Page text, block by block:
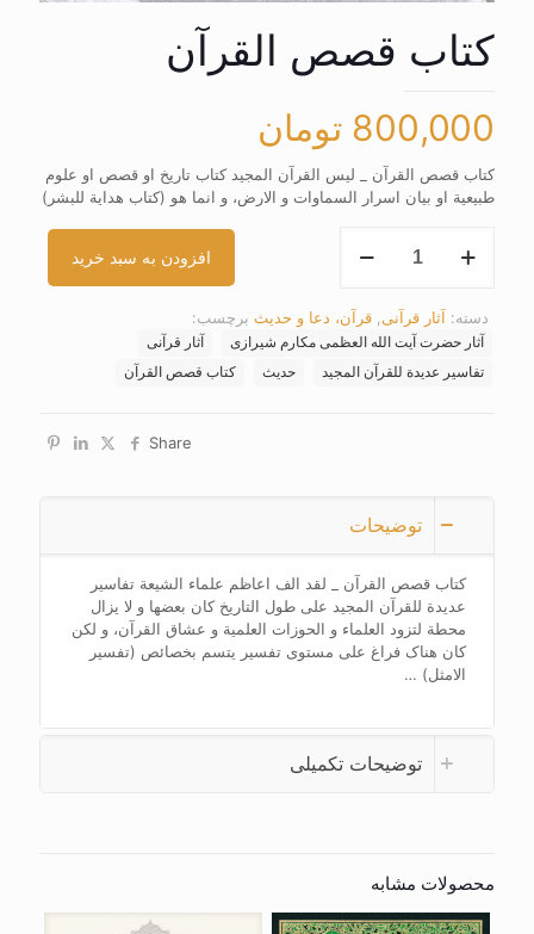
کتاب قصص القرآن
800,000 تومان
کتاب قصص القرآن _ لیس القرآن المجید کتاب تاریخ او قصص او علوم
طبیعیة او بیان اسرار السماوات و الارض، و انما هو (کتاب هدایة للبشر)
قصص
افزودن به سبد خرید
دسته: آثار قرآنی قرآن، دعا و حدیث برچسب:
آثار حضرت آیت الله العظمی مکارم شیرازی
آثار قرآنی
تفاسیر عدیدة للقرآن المجید
حدیث کتاب قصص القرآن
Share
توضیحات
کتاب قصص القرآن _ لقد الف اعاظم علماء الشیعة تفاسیر
عدیدة للقرآن المجید علی طول التاریخ کان بعضها و لا یزال
محطة لتزود العلماء و الحوزات العلمیة و عشاق القرآن، و لکن
کان هناک فراغ علی مستوی تفسیر یتسم بخصائص (تفسیر
الامثل) …
توضیحات تکمیلی
محصولات مشابه